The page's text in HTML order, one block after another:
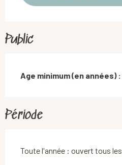
Public
Age minimum (en années) :
Période
Toute l'année : ouvert tous